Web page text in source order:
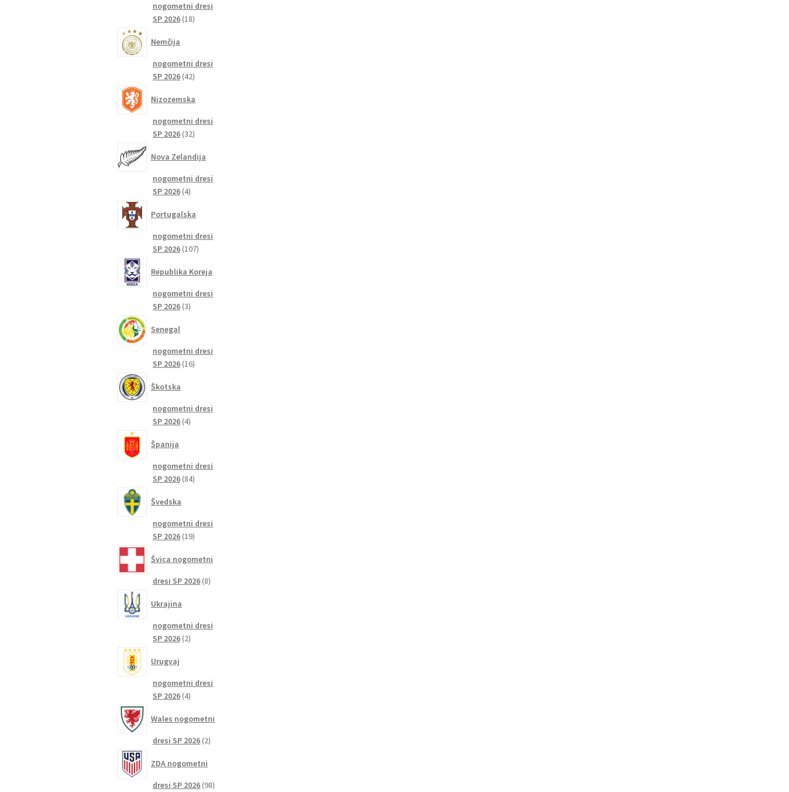
nogometni dresi
SP 2026 1818
Nemčija
nogometni dresi
SP 2026 4242
Nizozemska
nogometni dresi
SP 2026 3232
Nova Zelandija
nogometni dresi
SP 2026 44
Portugalska
nogometni dresi
SP 2026 107107
Republika Koreja
nogometni dresi
SP 2026 33
Senegal
nogometni dresi
SP 2026 1616
Škotska
nogometni dresi
SP 2026 44
Španija
nogometni dresi
SP 2026 8484
Švedska
nogometni dresi
SP 2026 1919
Švica nogometni
dresi SP 2026 88
Ukrajina
nogometni dresi
SP 2026 22
Urugvaj
nogometni dresi
SP 2026 44
Wales nogometni
dresi SP 2026 22
ZDA nogometni
dresi SP 2026 9898